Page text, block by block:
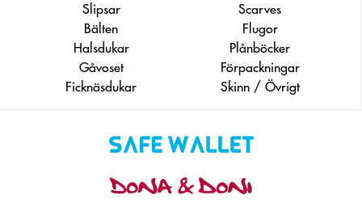
Slipsar
Scarves
Bälten
Flugor
Halsdukar
Plånböcker
Gåvoset
Förpackningar
Ficknäsdukar
Skinn / Övrigt